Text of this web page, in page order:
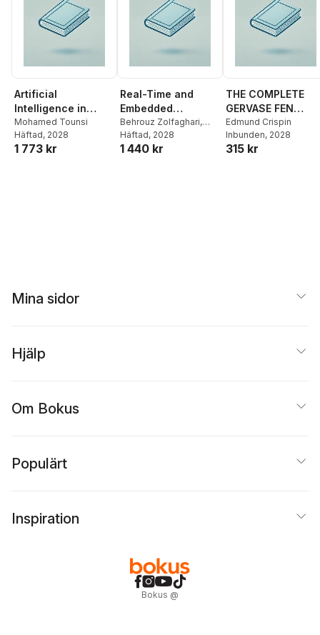
Artificial
Intelligence in
Medical Robotics
Mohamed Tounsi
Häftad, 2028
1 773 kr
Real-Time and
Embedded
Systems: Life
Cycle, Ecosystem
and Scheduling
Behrouz Zolfaghari,
Khodakhast Bibak
Häftad, 2028
1 440 kr
THE COMPLETE
GERVASE FEN
VOLUME 1
Edmund Crispin
Inbunden, 2028
315 kr
Mina sidor
Hjälp
Om Bokus
Populärt
Inspiration
Bokus @